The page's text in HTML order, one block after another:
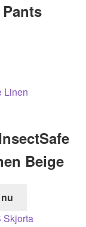
Beige